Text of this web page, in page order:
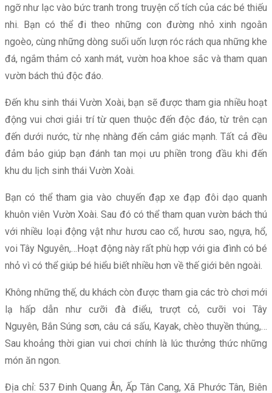
ngỡ như lạc vào bức tranh trong truyện cổ tích của các bé thiếu
nhi. Bạn có thể đi theo những con đường nhỏ xinh ngoằn
ngoèo, cùng những dòng suối uốn lượn róc rách qua những khe
đá, ngắm thảm cỏ xanh mát, vườn hoa khoe sắc và tham quan
vườn bách thú độc đáo.
Đến khu sinh thái Vườn Xoài, bạn sẽ được tham gia nhiều hoạt
động vui chơi giải trí từ quen thuộc đến độc đáo, từ trên cạn
đến dưới nước, từ nhẹ nhàng đến cảm giác mạnh. Tất cả đều
đảm bảo giúp bạn đánh tan mọi ưu phiền trong đầu khi đến
khu du lịch sinh thái Vườn Xoài.
Bạn có thể tham gia vào chuyến đạp xe đạp đôi dạo quanh
khuôn viên Vườn Xoài. Sau đó có thể tham quan vườn bách thú
với nhiều loại động vật như hươu cao cổ, hươu sao, ngựa, hổ,
voi Tây Nguyên,…Hoạt động này rất phù hợp với gia đình có bé
nhỏ vì có thể giúp bé hiểu biết nhiều hơn về thế giới bên ngoài.
Không những thế, du khách còn được tham gia các trò chơi mới
lạ hấp dẫn như cưỡi đà điểu, trượt cỏ, cưỡi voi Tây
Nguyên, Bắn Súng sơn, câu cá sấu, Kayak, chèo thuyền thúng,…
Sau khoảng thời gian vui chơi chính là lúc thưởng thức những
món ăn ngon.
Địa chỉ: 537 Đinh Quang Ân, Ấp Tân Cang, Xã Phước Tân, Biên